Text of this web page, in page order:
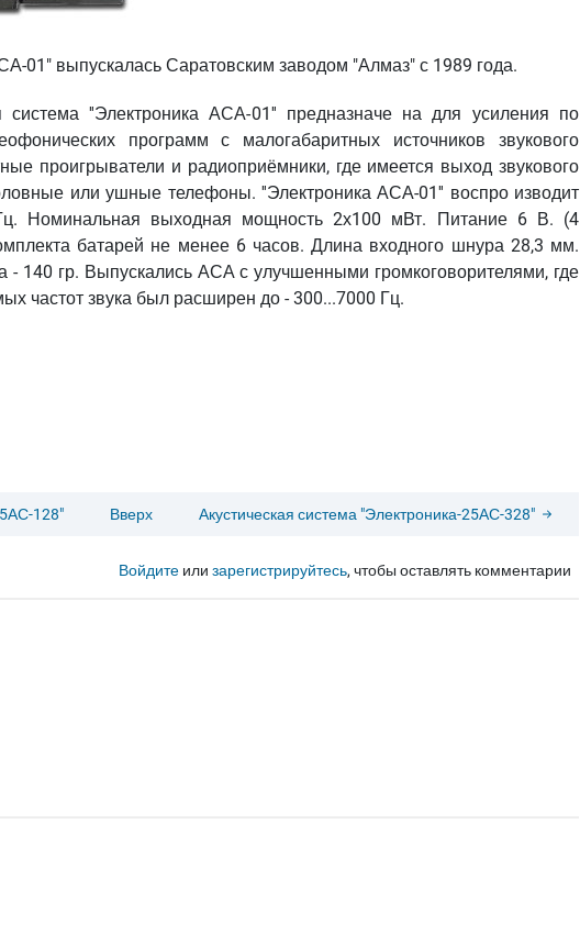
01" выпускалась Саратовским заводом "Алмаз" с 1989 года.
система ''Электроника АСА-01'' предназначе на для усиления по
программ с малогабаритных источников звукового
проигрыватели и радиоприёмники, где имеется выход звукового
или ушные телефоны. ''Электроника АСА-01'' воспро изводит
Номинальная выходная мощность 2х100 мВт. Питание 6 В. (4
батарей не менее 6 часов. Длина входного шнура 28,3 мм.
140 гр. Выпускались АСА с улучшенными громкоговорителями, где
частот звука был расширен до - 300...7000 Гц.
128" Вверх Акустическая система "Электроника-25АС-328"
Войдитеили зарегистрируйтесь, чтобы оставлять комментарии